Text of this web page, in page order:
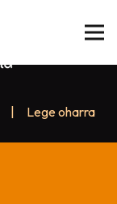
Lege oharra